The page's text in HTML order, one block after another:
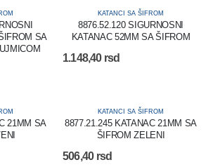
SA
KATANCI SA ŠIFROM
8876.52.120 SIGURNOSNI
KATANAC 52MM SA ŠIFROM
1.148,40 rsd
21MM SA
KATANCI SA ŠIFROM
8877.21.245 KATANAC 21MM SA
ŠIFROM ZELENI
506,40 rsd